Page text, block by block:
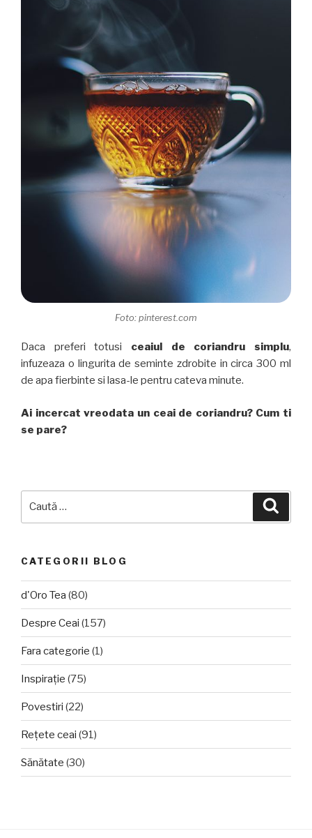
Foto: pinterest.com
Daca preferi totusi ceaiul de coriandru simplu,
infuzeaza o lingurita de seminte zdrobite in circa 300 ml
de apa fierbinte si lasa-le pentru cateva minute.
Ai incercat vreodata un ceai de coriandru? Cum ti
se pare?
CATEGORII BLOG
d'Oro Tea (80)
Despre Ceai (157)
Fara categorie (1)
Inspirație (75)
Povestiri (22)
Rețete ceai (91)
Sănătate (30)